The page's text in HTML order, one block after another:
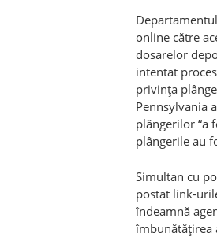
online către
dosarelor
intentat
privința
Pennsylvania
plângerilor “a
plângerile au
Simultan cu
postat link-
îndeamnă
îmbunătățirea